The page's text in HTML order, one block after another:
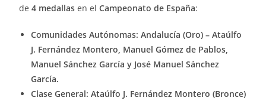
de4 medallas en elCampeonato de España:
Comunidades Autónomas: Andalucía (Oro) –Ataúlfo
J. Fernández Montero, Manuel Gómez de Pablos,
Manuel Sánchez García y José Manuel Sánchez
García.
Clase General: Ataúlfo J. Fernández Montero (Bronce)